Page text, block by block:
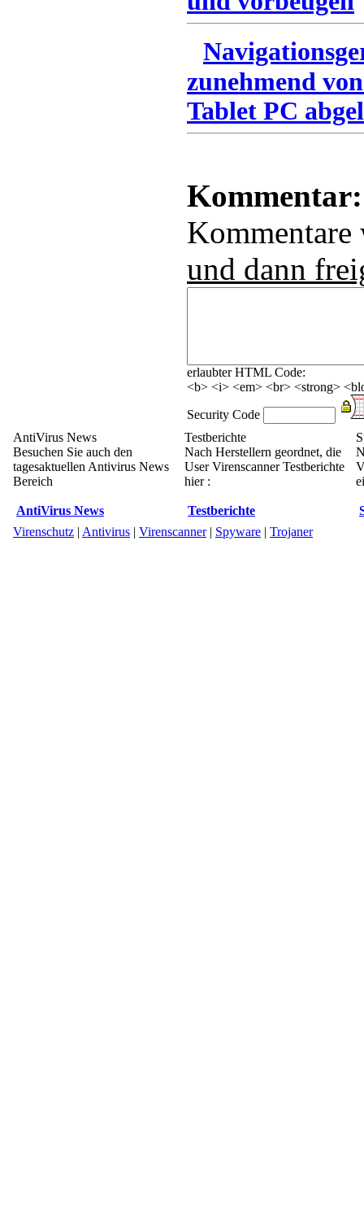
zunehmend
Tablet PC
Kommentar:
und dann
erlaubter HTML Code:
<b> <i> <em> <br> <strong>
Security Code
AntiVirus News
Besuchen Sie auch den
tagesaktuellen Antivirus News
Bereich
AntiVirus News
Testberichte
Nach Herstellern geordnet, die
User Virenscanner Testberichte
hier :
Testberichte
Virenschutz | Antivirus | Virenscanner| Spyware | Trojaner